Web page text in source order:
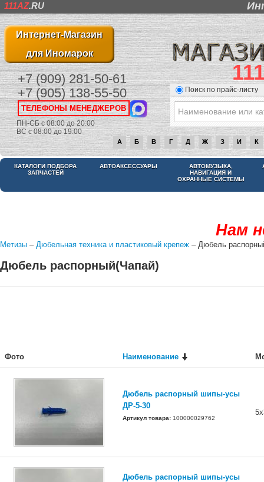
111AZ.RU
Интернет-Магазин
для Иномарок
+7 (909) 281-50-61
+7 (905) 138-55-50
ТЕЛЕФОНЫ МЕНЕДЖЕРОВ
ПН-СБ с 08:00 до 20:00
ВС с 08:00 до 19:00
Поиск по прайс-листу
А Б В Г Д Ж З И К
КАТАЛОГИ ПОДБОРА
ЗАПЧАСТЕЙ
АВТОАКСЕССУАРЫ
АВТОМУЗЫКА,
НАВИГАЦИЯ И
ОХРАННЫЕ СИСТЕМЫ
Нам
Метизы – Дюбельная техника и пластиковый крепеж – Дюбель
Дюбель распорный(Чапай)
Фото Наименование
Дюбель распорный шипы-усы
ДР-5-30
Артикул товара: 100000029762
Дюбель распорный шипы-усы